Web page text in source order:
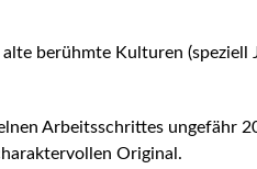
berühmte Kulturen (speziell
Arbeitsschrittes ungefähr
Original.